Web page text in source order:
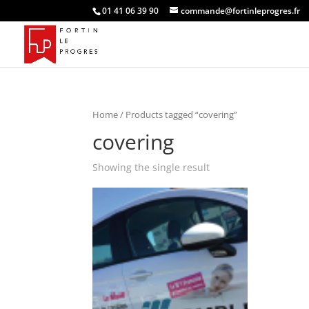
01 41 06 39 90 commande@fortinleprogres.fr
Home/ Products tagged “covering”
covering
Showing the single result